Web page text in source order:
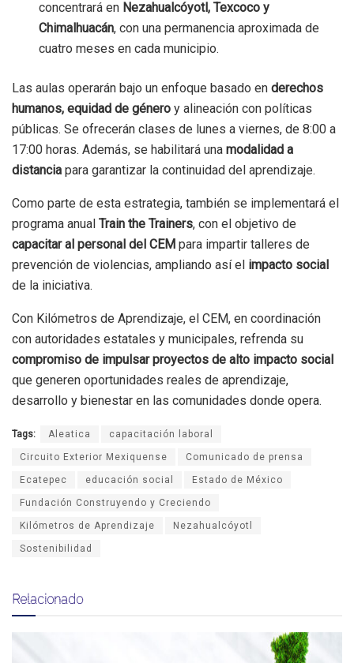
concentrará en Nezahualcóyotl, Texcoco y
Chimalhuacán, con una permanencia aproximada de
cuatro meses en cada municipio.
Las aulas operarán bajo un enfoque basado en derechos
humanos, equidad de género y alineación con políticas
públicas. Se ofrecerán clases de lunes a viernes, de 8:00 a
17:00 horas. Además, se habilitará una modalidad a
distancia para garantizar la continuidad del aprendizaje.
Como parte de esta estrategia, también se implementará el
programa anual Train the Trainers, con el objetivo de
capacitar al personal del CEM para impartir talleres de
prevención de violencias, ampliando así el impacto social
de la iniciativa.
Con Kilómetros de Aprendizaje, el CEM, en coordinación
con autoridades estatales y municipales, refrenda su
compromiso de impulsar proyectos de alto impacto social
que generen oportunidades reales de aprendizaje,
desarrollo y bienestar en las comunidades donde opera.
Tags: Aleatica capacitación laboral
Circuito Exterior Mexiquense Comunicado de prensa
Ecatepec educación social Estado de México
Fundación Construyendo y Creciendo
Kilómetros de Aprendizaje Nezahualcóyotl
Sostenibilidad
Relacionado